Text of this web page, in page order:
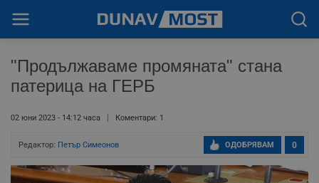
"Продължаваме промяната" стана
патерица на ГЕРБ
02 юни 2023 - 14:12 часа Коментари: 1
Редактор: Петър Симеонов 0
ОДОБРЯВАМ